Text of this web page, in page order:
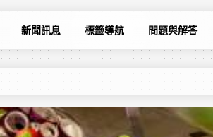
新聞訊息 標籤導航 問題與解答